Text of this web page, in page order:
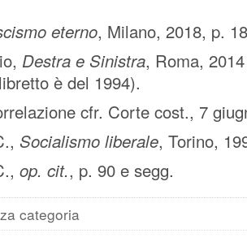
eterno, Milano, 2018, p. 18
Destra e Sinistra, Roma,
è del 1994).
cfr. Corte cost., 7
Socialismo liberale, Torino,
op. cit., p. 90 e segg.
categoria